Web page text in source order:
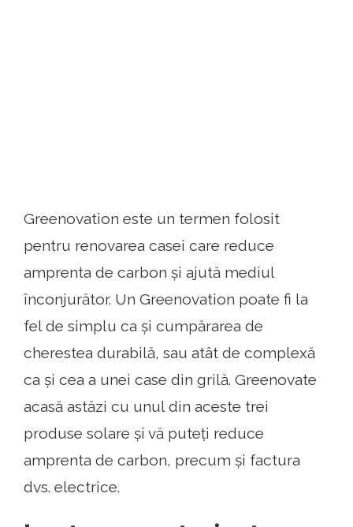
Greenovation este un termen folosit
pentru renovarea casei care reduce
amprenta de carbon și ajută mediul
înconjurător. Un Greenovation poate fi la
fel de simplu ca și cumpărarea de
cherestea durabilă, sau atât de complexă
ca și cea a unei case din grilă. Greenovate
acasă astăzi cu unul din aceste trei
produse solare și vă puteți reduce
amprenta de carbon, precum și factura
dvs. electrice.